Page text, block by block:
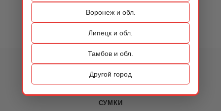
Воронеж и обл.
Липецк и обл.
Тамбов и обл.
Другой город
КАТАЛОГ
ОБУВЬ
СУМКИ